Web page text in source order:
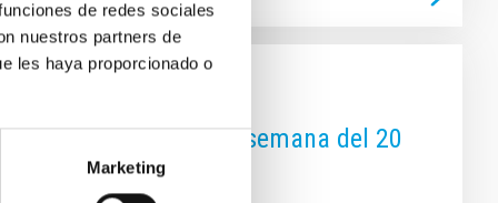
de redes sociales
nuestros partners de
les haya proporcionado o
Marketing
ciudadanía el fin de semana del 20